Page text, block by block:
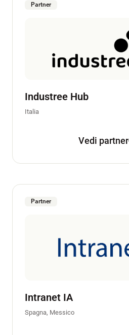
Partner
Industree Hub
Italia
Vedi partner
Partner
Intranet IA
Spagna, Messico